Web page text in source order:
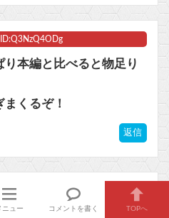
本編と比べると物足り
くるぞ！
返信
ニュー コメントを書く TOPへ